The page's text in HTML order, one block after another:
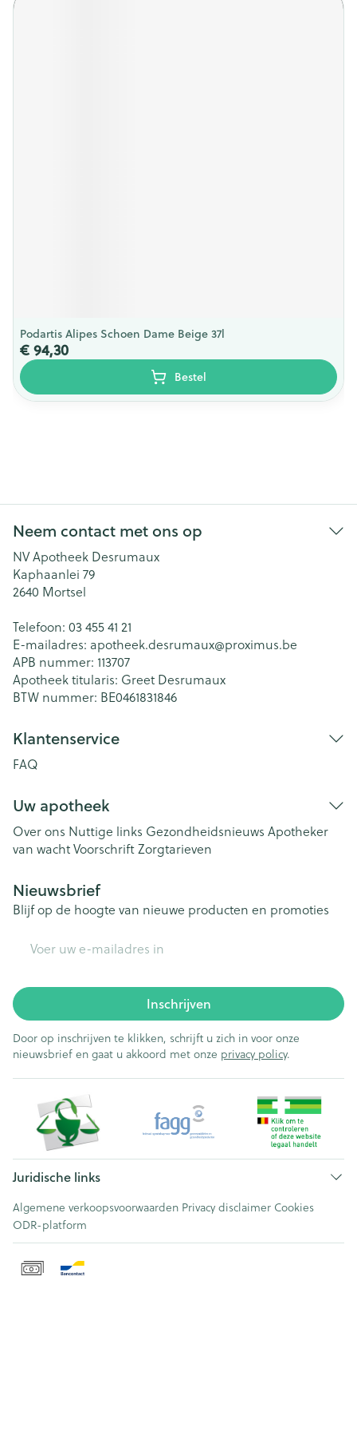
Podartis Alipes Schoen Dame Beige 37l
€ 94,30
Bestel
Neem contact met ons op
NV Apotheek Desrumaux
Kaphaanlei 79
2640 Mortsel
Telefoon: 03 455 41 21
E-mailadres: apotheek.desrumaux@proximus.be
APB nummer: 113707
Apotheek titularis: Greet Desrumaux
BTW nummer: BE0461831846
Klantenservice
FAQ
Uw apotheek
Over ons Nuttige links Gezondheidsnieuws Apotheker
van wachtVoorschriftZorgtarieven
Nieuwsbrief
Blijf op de hoogte van nieuwe producten en promoties
Inschrijven
Door op inschrijven te klikken, schrijft u zich in voor onze
nieuwsbrief en gaat u akkoord met onze privacy policy.
Juridische links
Algemene verkoopsvoorwaarden Privacy disclaimer Cookies
ODR-platform